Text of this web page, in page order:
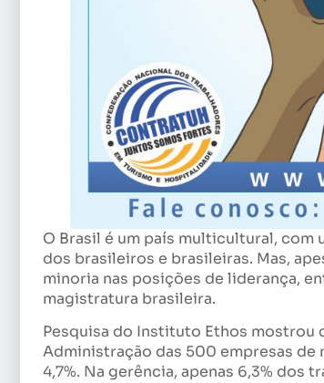
O Brasil é um país multicultural, com
dos brasileiros e brasileiras. Mas,
minoria nas posições de liderança,
magistratura brasileira.
Pesquisa do Instituto Ethos mostrou
Administração das 500 empresas de
4,7%. Na gerência, apenas 6,3% dos